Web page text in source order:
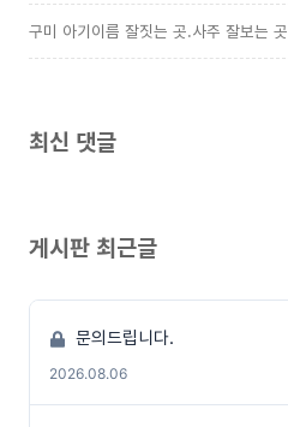
구미 아기이름 잘짓는 곳.사주 잘보는 곳
최신 댓글
게시판 최근글
문의드립니다.
2026.08.06